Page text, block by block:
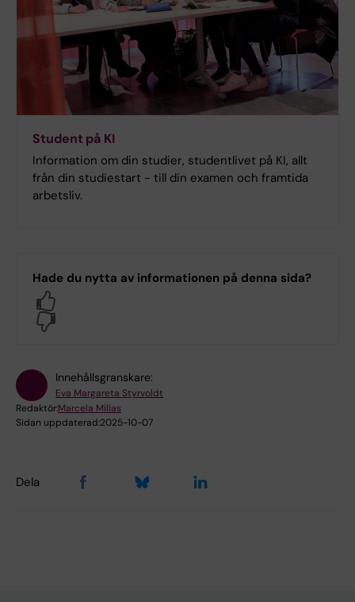
Student på KI
Information om din studier, studentlivet på KI, allt
från din studiestart - till din examen och framtida
arbetsliv.
Hade du nytta av informationen på denna sida?
Innehållsgranskare:
Eva Margareta Styrvoldt
Redaktör:Marcela Millas
Sidan uppdaterad:2025-10-07
Dela